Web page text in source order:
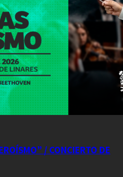
/ CONCIERTO DE